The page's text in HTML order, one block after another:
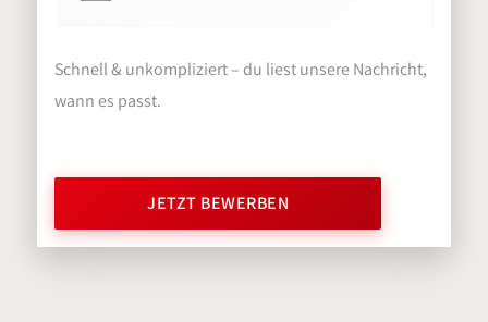
Schnell & unkompliziert – du liest unsere Nachricht,
wann es passt.
JETZT BEWERBEN